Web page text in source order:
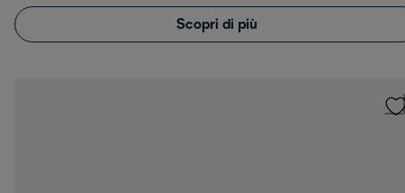
Scopri di più